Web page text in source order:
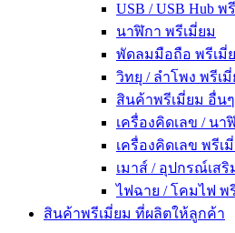
USB / USB Hub พ
นาฬิกา พรีเมี่ยม
พัดลมมือถือ พรีเมี่
วิทยุ / ลำโพง พรีเมี่
สินค้าพรีเมี่ยม อื่นๆ
เครื่องคิดเลข / นา
เครื่องคิดเลข พรีเ
เมาส์ / อุปกรณ์เสริ
ไฟฉาย / โคมไฟ พ
สินค้าพรีเมี่ยม ที่ผลิตให้ลูกค้า